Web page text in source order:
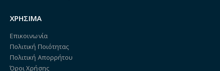
ΧΡΗΣΙΜΑ
Επικοινωνία
Πολιτική Ποιότητας
Πολιτική Απορρήτου
Όροι Χρήσης